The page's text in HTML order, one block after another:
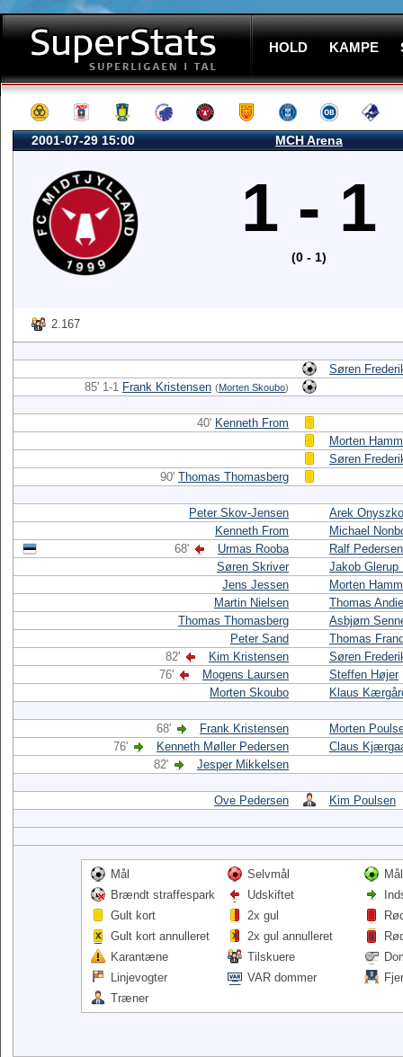
HOLD KAMPE
2001-07-29 15:00 MCH Arena
1 - 1
(0 - 1)
2.167
Søren
85' 1-1 Frank Kristensen (Morten Skoubo)
40' Kenneth From
Morten Hamm
Søren
90' Thomas Thomasberg
Peter Skov-Jensen
Arek Onyszko
Kenneth From
Michael
68'
Urmas Rooba
Ralf Pedersen
Søren Skriver
Jakob Glerup
Jens Jessen
Morten Hamm
Martin Nielsen
Thomas Andie
Thomas Thomasberg
Asbjørn
Peter Sand
Thomas
82'
Kim Kristensen
Søren
76'
Mogens Laursen
Steffen Højer
Morten Skoubo
Klaus
68' Frank Kristensen
Morten
76'
Kenneth Møller Pedersen
Claus
82'
Jesper Mikkelsen
Ove Pedersen Kim Poulsen
Mål Selvmål
Brændt straffespark
Udskiftet
Gult kort
2x gul
Gult kort annulleret
2x gul annulleret
Karantæne
Tilskuere
Linjevogter
VAR dommer
Træner